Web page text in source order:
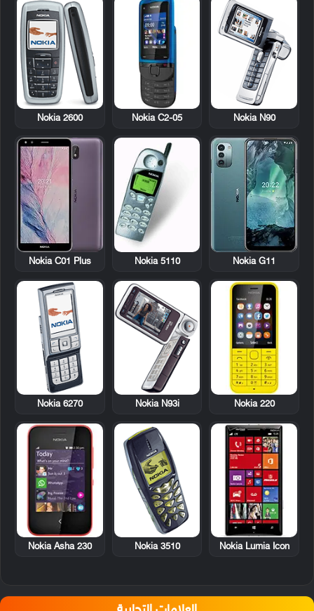
Nokia N90
Nokia C2-05
Nokia 2600
Nokia G11
Nokia 5110
Nokia C01 Plus
Nokia 220
Nokia N93i
Nokia 6270
Nokia Lumia Icon
Nokia 3510
Nokia Asha 230